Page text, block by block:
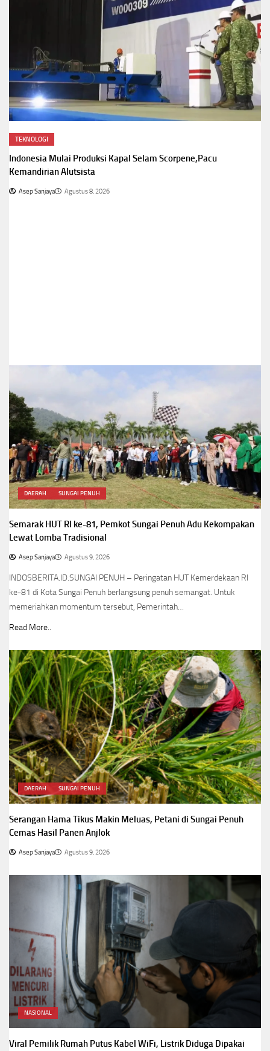
TEKNOLOGI
Indonesia Mulai Produksi Kapal Selam Scorpene,Pacu
Kemandirian Alutsista
Asep Sanjaya Agustus 8, 2026
DAERAH SUNGAI PENUH
Semarak HUT RI ke-81, Pemkot Sungai Penuh Adu Kekompakan
Lewat Lomba Tradisional
Asep Sanjaya Agustus 9, 2026
INDOSBERITA.ID.SUNGAI PENUH – Peringatan HUT Kemerdekaan RI
ke-81 di Kota Sungai Penuh berlangsung penuh semangat. Untuk
memeriahkan momentum tersebut, Pemerintah…
Read More..
DAERAH SUNGAI PENUH
Serangan Hama Tikus Makin Meluas, Petani di Sungai Penuh
Cemas Hasil Panen Anjlok
Asep Sanjaya Agustus 9, 2026
NASIONAL
Viral Pemilik Rumah Putus Kabel WiFi, Listrik Diduga Dipakai